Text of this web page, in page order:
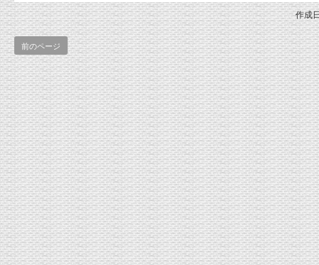
作成
前のページ